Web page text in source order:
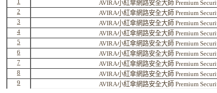
AVIRA小紅傘網路安全大師 Premium
2
AVIRA小紅傘網路安全大師 Premium
3
AVIRA小紅傘網路安全大師 Premium
4
AVIRA小紅傘網路安全大師 Premium
5
AVIRA小紅傘網路安全大師 Premium
6
AVIRA小紅傘網路安全大師 Premium
7
AVIRA小紅傘網路安全大師 Premium
8
AVIRA小紅傘網路安全大師 Premium
9
AVIRA小紅傘網路安全大師 Premium